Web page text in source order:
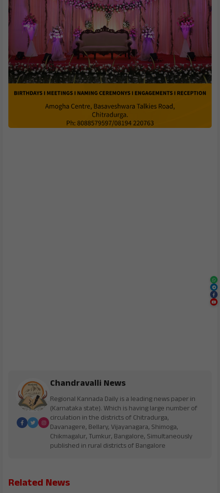
Chandravalli News
Regional Kannada Daily is a leading news paper in
(Karnataka state). Which is having large number of
circulation in the districts of Chitradurga,
Davanagere, Bellary, Vijayanagara, Shimoga,
Chikmagalur, Tumkur, Bangalore, Simultaneously
published in rural districts of Bangalore
Related News